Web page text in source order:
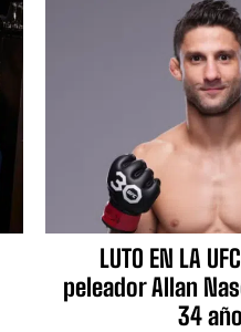
LUTO EN LA
peleador Allan
34